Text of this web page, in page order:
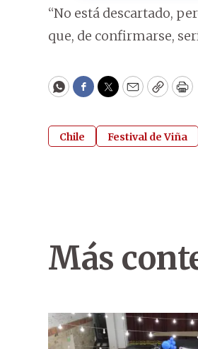
“No está descartado,
que, de confirmarse,
WhatsApp
Facebook
Twitter
EmailCopy
Chile Festival de Viña
Más